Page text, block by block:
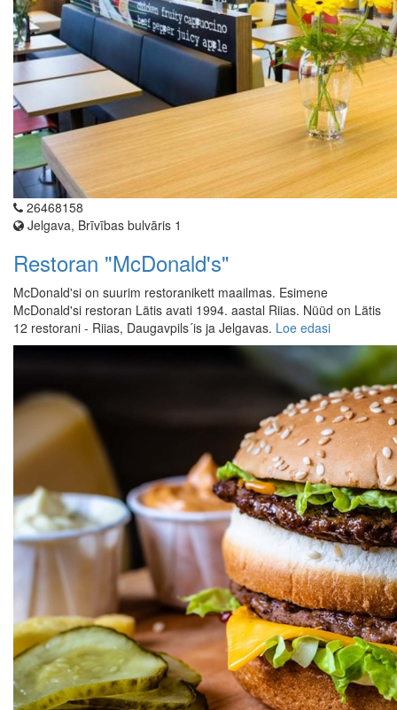
26468158
Jelgava, Brīvības bulvāris 1
Restoran "McDonald's"
McDonald'si on suurim restoranikett maailmas. Esimene
McDonald'si restoran Lätis avati 1994. aastal Riias. Nüüd on Lätis
12 restorani - Riias, Daugavpils´is ja Jelgavas. Loe edasi